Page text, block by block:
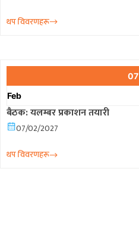
थप विवरणहरू
07
Feb
बैठक: यलम्बर प्रकाशन तयारी
07/02/2027
थप विवरणहरू